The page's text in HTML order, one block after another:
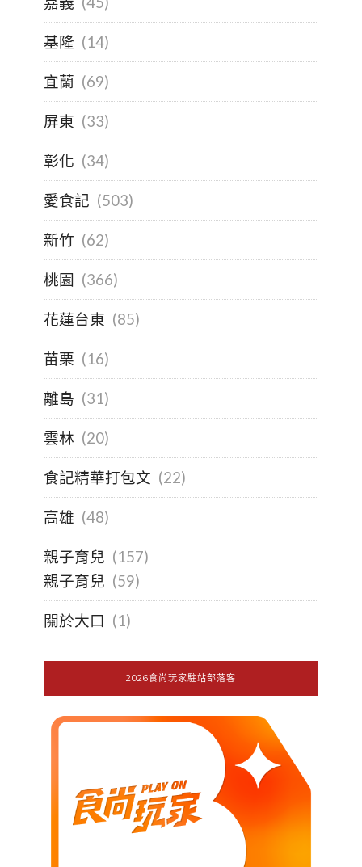
基隆 (14)
宜蘭 (69)
屏東 (33)
彰化 (34)
愛食記 (503)
新竹 (62)
桃園 (366)
花蓮台東 (85)
苗栗 (16)
離島 (31)
雲林 (20)
食記精華打包文 (22)
高雄 (48)
親子育兒 (157)
親子育兒 (59)
關於大口 (1)
2026食尚玩家駐站部落客